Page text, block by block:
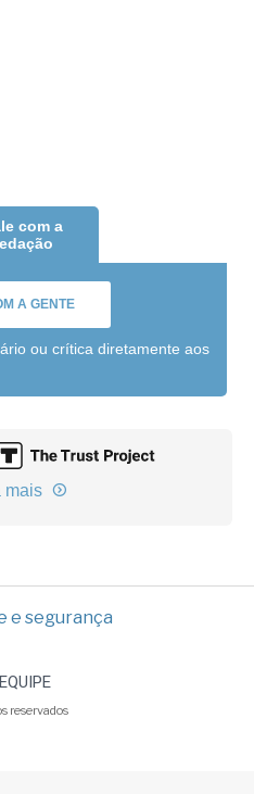
com a
A GENTE
ou crítica diretamente aos
mais
e segurança
EQUIPE
reservados